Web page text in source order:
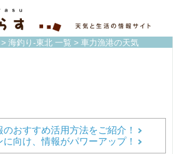
> 海釣り-東北 一覧 > 車力漁港の天気
おすすめ活用方法をご紹介！
向け、情報がパワーアップ！